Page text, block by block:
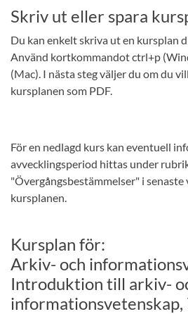
Skriv ut eller spara
Du kan enkelt skriva ut en kursplan
Använd kortkommandot ctrl+p
(Mac). I nästa steg väljer du om du
kursplanen som PDF.
För en nedlagd kurs kan eventuell
avvecklingsperiod hittas under
"Övergångsbestämmelser" i senaste
kursplanen.
Kursplan för:
Arkiv- och
Introduktion till arkiv-
informationsvetenskap,